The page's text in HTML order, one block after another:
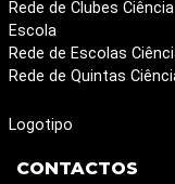
Rede de Clubes
Escola
Rede de Escolas
Rede de Quintas
Logotipo
CONTACTOS